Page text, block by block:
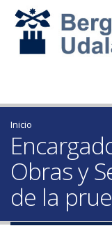
Inicio
Obras y
de la